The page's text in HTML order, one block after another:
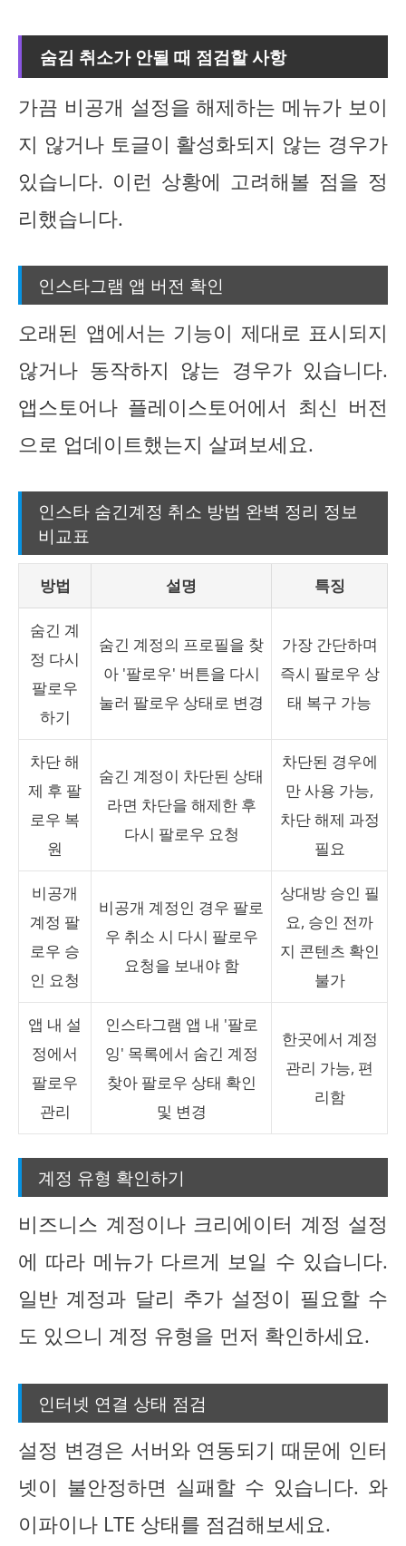
숨김 취소가 안될 때 점검할 사항
가끔 비공개 설정을 해제하는 메뉴가 보이
지 않거나 토글이 활성화되지 않는 경우가
있습니다. 이런 상황에 고려해볼 점을 정
리했습니다.
인스타그램 앱 버전 확인
오래된 앱에서는 기능이 제대로 표시되지
않거나 동작하지 않는 경우가 있습니다.
앱스토어나 플레이스토어에서 최신 버전
으로 업데이트했는지 살펴보세요.
인스타 숨긴계정 취소 방법 완벽 정리 정보
비교표
방법 설명 특징
숨긴 계
정 다시
팔로우
하기
숨긴 계정의 프로필을 찾
아 '팔로우' 버튼을 다시
눌러 팔로우 상태로 변경
가장 간단하며
즉시 팔로우 상
태 복구 가능
차단 해
제 후 팔
로우 복
원
숨긴 계정이 차단된 상태
라면 차단을 해제한 후
다시 팔로우 요청
차단된 경우에
만 사용 가능,
차단 해제 과정
필요
비공개
계정 팔
로우 승
인 요청
비공개 계정인 경우 팔로
우 취소 시 다시 팔로우
요청을 보내야 함
상대방 승인 필
요, 승인 전까
지 콘텐츠 확인
불가
앱 내 설
정에서
팔로우
관리
인스타그램 앱 내 '팔로
잉' 목록에서 숨긴 계정
찾아 팔로우 상태 확인
및 변경
한곳에서 계정
관리 가능, 편
리함
계정 유형 확인하기
비즈니스 계정이나 크리에이터 계정 설정
에 따라 메뉴가 다르게 보일 수 있습니다.
일반 계정과 달리 추가 설정이 필요할 수
도 있으니 계정 유형을 먼저 확인하세요.
인터넷 연결 상태 점검
설정 변경은 서버와 연동되기 때문에 인터
넷이 불안정하면 실패할 수 있습니다. 와
이파이나 LTE 상태를 점검해보세요.